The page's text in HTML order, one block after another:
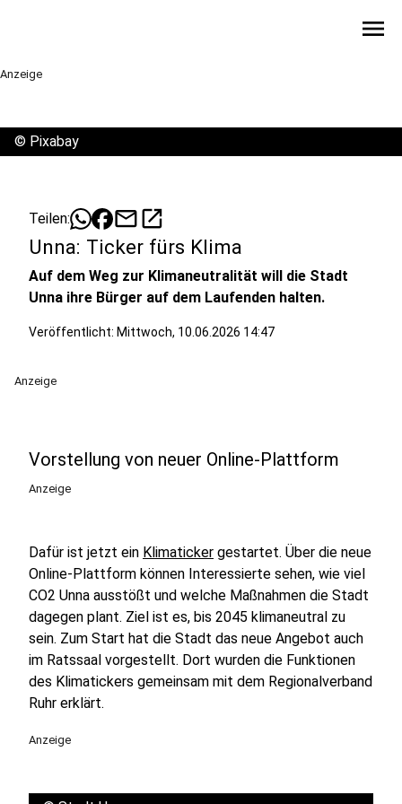
menu
Anzeige
© Pixabay
Teilen: mailopen_in_new
Unna: Ticker fürs Klima
Auf dem Weg zur Klimaneutralität will die Stadt
Unna ihre Bürger auf dem Laufenden halten.
Veröffentlicht: Mittwoch, 10.06.2026 14:47
Anzeige
Vorstellung von neuer Online-Plattform
Anzeige
Dafür ist jetzt ein Klimaticker gestartet. Über die neue
Online-Plattform können Interessierte sehen, wie viel
CO2 Unna ausstößt und welche Maßnahmen die Stadt
dagegen plant. Ziel ist es, bis 2045 klimaneutral zu
sein. Zum Start hat die Stadt das neue Angebot auch
im Ratssaal vorgestellt. Dort wurden die Funktionen
des Klimatickers gemeinsam mit dem Regionalverband
Ruhr erklärt.
Anzeige